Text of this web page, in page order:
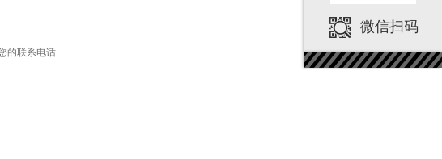
微信扫码
的联系电话